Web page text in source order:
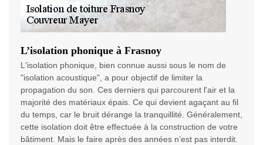
L’isolation phonique à Frasnoy
L'isolation phonique, bien connue aussi sous le nom de
"isolation acoustique", a pour objectif de limiter la
propagation du son. Ces derniers qui parcourent l'air et la
majorité des matériaux épais. Ce qui devient agaçant au fil
du temps, car le bruit dérange la tranquillité. Généralement,
cette isolation doit être effectuée à la construction de votre
bâtiment. Mais le faire après des années n’est pas interdit.